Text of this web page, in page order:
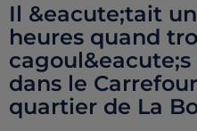
Il &eacute;tait
heures quand
dans le
quartier de La